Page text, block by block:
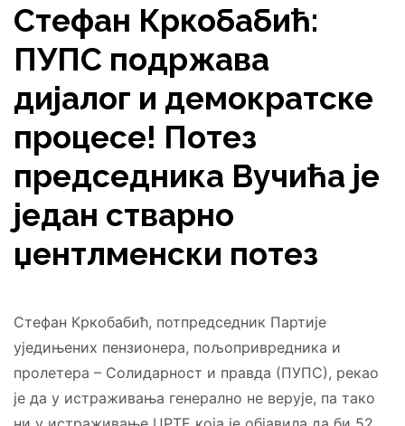
Стефан Кркобабић:
ПУПС подржава
дијалог и демократске
процесе! Потез
председника Вучића је
један стварно
џентлменски потез
Стефан Кркобабић, потпредседник Партије
уједињених пензионера, пољопривредника и
пролетера – Солидарност и правда (ПУПС), рекао
је да у истраживања генерално не верује, па тако